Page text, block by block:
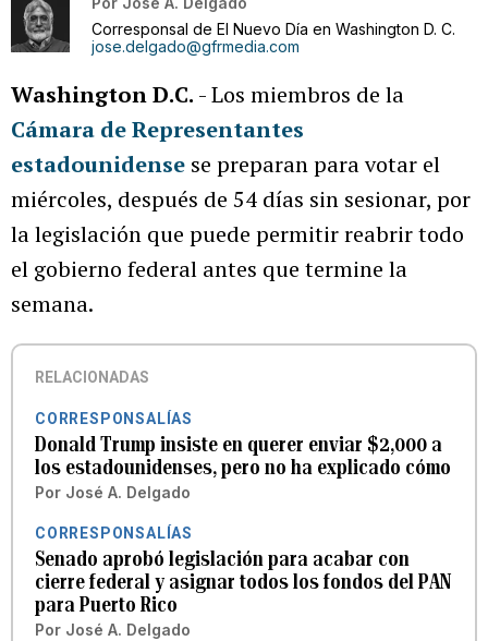
Corresponsal de El Nuevo Día en Washington D. C.
jose.delgado@gfrmedia.com
Washington D.C. - Los miembros de la
Cámara de Representantes
estadounidense se preparan para votar el
miércoles, después de 54 días sin sesionar, por
la legislación que puede permitir reabrir todo
el gobierno federal antes que termine la
semana.
RELACIONADAS
CORRESPONSALÍAS
Donald Trump insiste en querer enviar $2,000 a
los estadounidenses, pero no ha explicado cómo
Por José A. Delgado
CORRESPONSALÍAS
Senado aprobó legislación para acabar con
cierre federal y asignar todos los fondos del PAN
para Puerto Rico
Por José A. Delgado